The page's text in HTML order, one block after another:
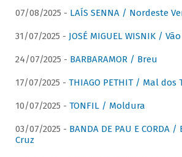
07/08/2025 - LAÍS SENNA / Nordeste
31/07/2025 - JOSÉ MIGUEL WISNIK / Vão
24/07/2025 - BARBARAMOR / Breu
17/07/2025 - THIAGO PETHIT / Mal dos
10/07/2025 - TONFIL / Moldura
03/07/2025 - BANDA DE PAU E CORDA
Cruz